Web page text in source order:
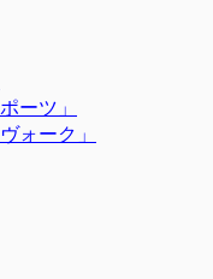
ーツ」
ォーク」